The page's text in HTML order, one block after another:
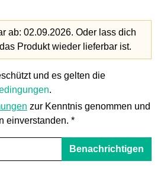
ab: 02.09.2026. Oder lass dich
Produkt wieder lieferbar ist.
und es gelten die
.
zur Kenntnis genommen und
einverstanden. *
Benachrichtigen